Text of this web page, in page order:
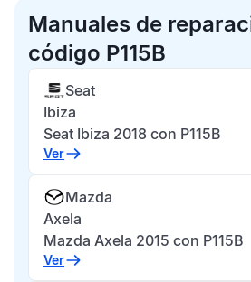
Manuales de
código P115B
Seat
Ibiza
Seat Ibiza 2018 con P115B
Ver
Mazda
Axela
Mazda Axela 2015 con P115B
Ver